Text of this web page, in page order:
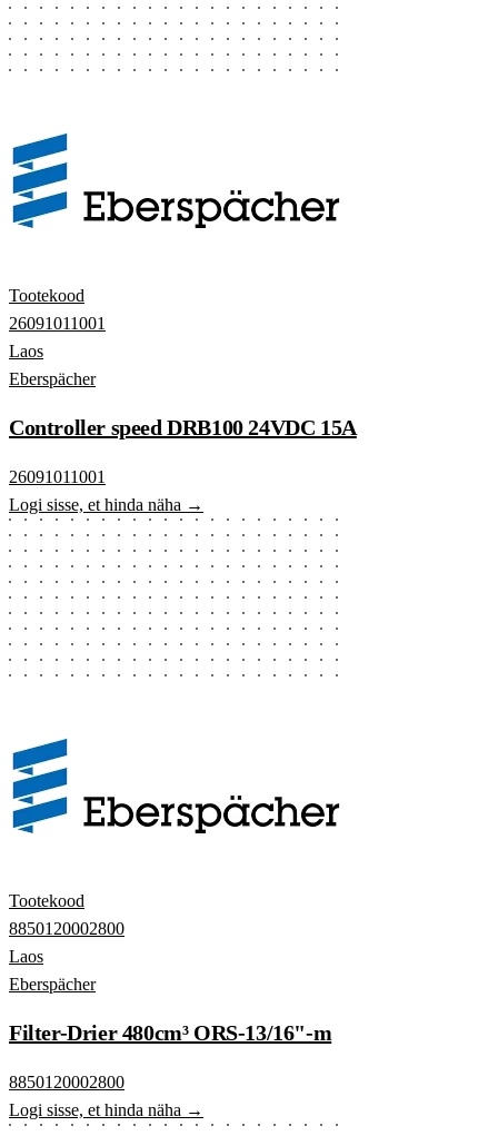
Tootekood
26091011001
Laos
Eberspächer
Controller speed DRB100 24VDC 15A
26091011001
Logi sisse, et hinda näha →
Tootekood
8850120002800
Laos
Eberspächer
Filter-Drier 480cm³ ORS-13/16"-m
8850120002800
Logi sisse, et hinda näha →